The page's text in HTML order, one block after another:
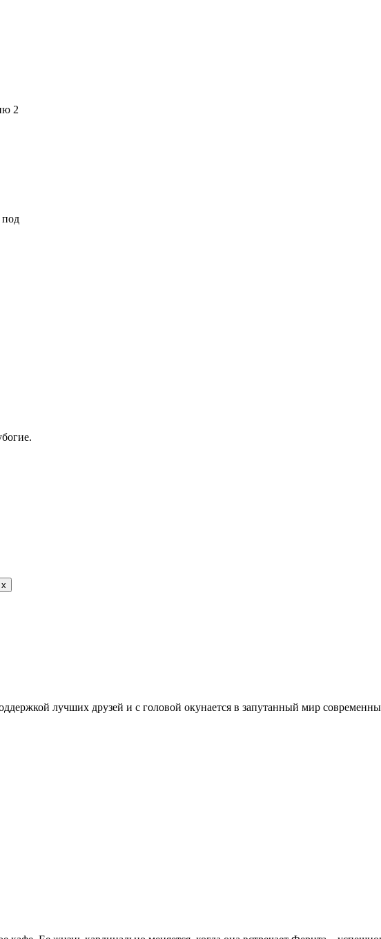
2
под
лучших друзей и с головой окунается в запутанный мир